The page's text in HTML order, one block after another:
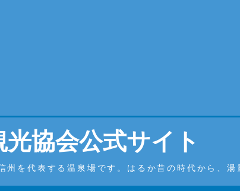
協会公式サイト
を代表する温泉場です。はるか昔の時代から、湯